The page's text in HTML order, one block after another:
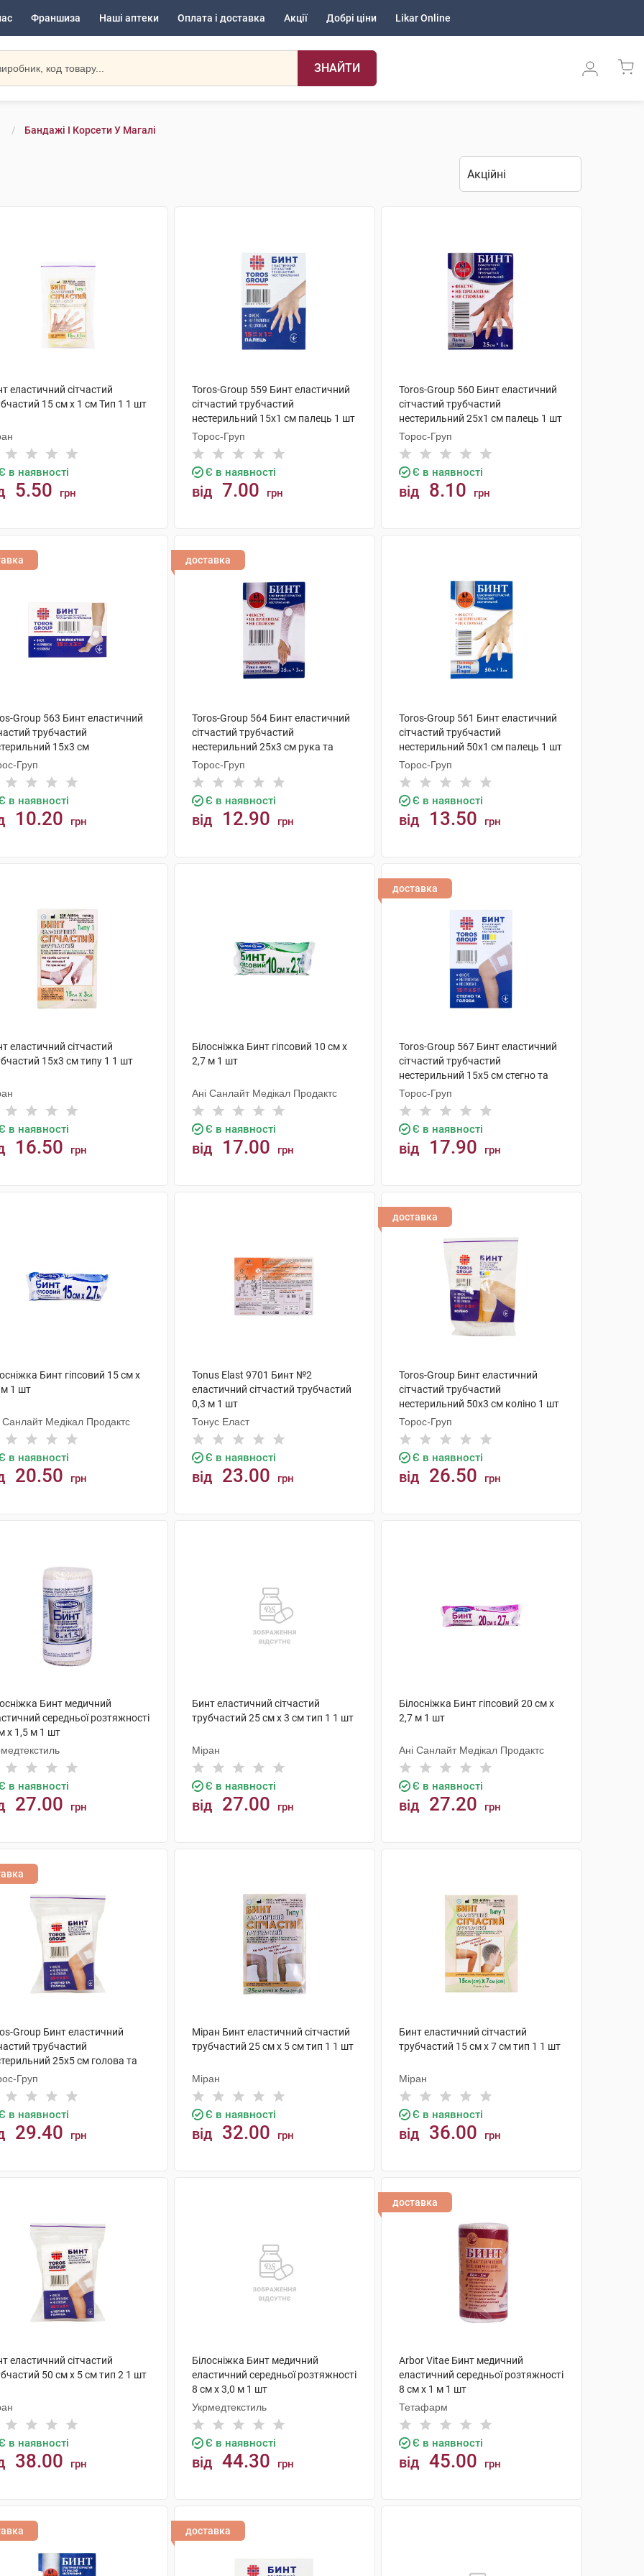
Франшиза Наші аптеки Оплата і доставка Акції Добрі ціни Likar Online
ЗНАЙТИ
Бандажі І Корсети У Магалі
еластичний сітчастий
15 см x 1 см Тип 1 1 шт
в наявності
5.50 грн
Toros-Group 559 Бинт еластичний
сітчастий трубчастий
нестерильний 15х1 см палець 1 шт
Торос-Груп
Є в наявності
від 7.00 грн
Toros-Group 560 Бинт еластичний
сітчастий трубчастий
нестерильний 25х1 см палець 1 шт
Торос-Груп
Є в наявності
від 8.10 грн
Group 563 Бинт еластичний
трубчастий
15х3 см
1 шт
Груп
в наявності
10.20 грн
доставка
Toros-Group 564 Бинт еластичний
сітчастий трубчастий
нестерильний 25х3 см рука та
лікоть 1 шт
Торос-Груп
Є в наявності
від 12.90 грн
Toros-Group 561 Бинт еластичний
сітчастий трубчастий
нестерильний 50х1 см палець 1 шт
Торос-Груп
Є в наявності
від 13.50 грн
еластичний сітчастий
15х3 см типу 1 1 шт
в наявності
16.50 грн
Білосніжка Бинт гіпсовий 10 см х
2,7 м 1 шт
Ані Санлайт Медікал Продактс
Є в наявності
від 17.00 грн
доставка
Toros-Group 567 Бинт еластичний
сітчастий трубчастий
нестерильний 15х5 см стегно та
голова 1 шт
Торос-Груп
Є в наявності
від 17.90 грн
Бинт гіпсовий 15 см х
м 1 шт
Санлайт Медікал Продактс
в наявності
20.50 грн
Tonus Elast 9701 Бинт №2
еластичний сітчастий трубчастий
0,3 м 1 шт
Тонус Еласт
Є в наявності
від 23.00 грн
доставка
Toros-Group Бинт еластичний
сітчастий трубчастий
нестерильний 50х3 см коліно 1 шт
Торос-Груп
Є в наявності
від 26.50 грн
Бинт медичний
середньої розтяжності
х 1,5 м 1 шт
в наявності
27.00 грн
Бинт еластичний сітчастий
трубчастий 25 см х 3 см тип 1 1 шт
Міран
Є в наявності
від 27.00 грн
Білосніжка Бинт гіпсовий 20 см х
2,7 м 1 шт
Ані Санлайт Медікал Продактс
Є в наявності
від 27.20 грн
Group Бинт еластичний
трубчастий
25х5 см голова та
1 шт
Груп
в наявності
29.40 грн
Міран Бинт еластичний сітчастий
трубчастий 25 см х 5 см тип 1 1 шт
Міран
Є в наявності
від 32.00 грн
Бинт еластичний сітчастий
трубчастий 15 см х 7 см тип 1 1 шт
Міран
Є в наявності
від 36.00 грн
еластичний сітчастий
50 см х 5 см тип 2 1 шт
в наявності
38.00 грн
Білосніжка Бинт медичний
еластичний середньої розтяжності
8 см х 3,0 м 1 шт
Укрмедтекстиль
Є в наявності
від 44.30 грн
доставка
Arbor Vitae Бинт медичний
еластичний середньої розтяжності
8 см х 1 м 1 шт
Тетафарм
Є в наявності
від 45.00 грн
доставка